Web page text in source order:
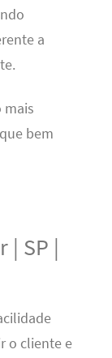
a
mais
bem
| SP |
o cliente e